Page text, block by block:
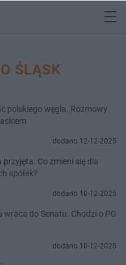
ŚLĄSK
polskiego węgla. Rozmowy
dodano 12-12-2025
przyjęta. Co zmieni się dla
spółek?
dodano 10-12-2025
wraca do Senatu. Chodzi o PG
dodano 10-12-2025